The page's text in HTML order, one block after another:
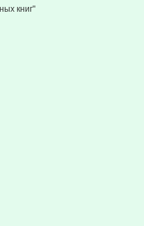
книг"